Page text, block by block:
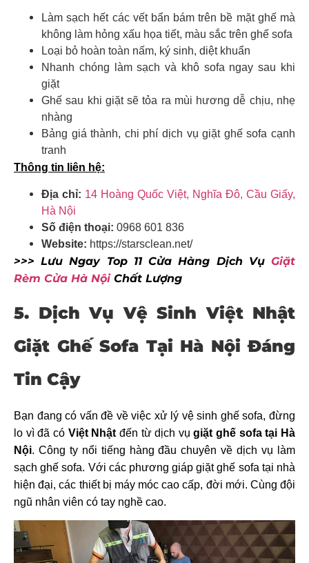
Làm sạch hết các vết bẩn bám trên bề mặt ghế mà
không làm hỏng xấu họa tiết, màu sắc trên ghế sofa
Loại bỏ hoàn toàn nấm, ký sinh, diệt khuẩn
Nhanh chóng làm sạch và khô sofa ngay sau khi
giặt
Ghế sau khi giặt sẽ tỏa ra mùi hương dễ chịu, nhẹ
nhàng
Bảng giá thành, chi phí dịch vụ giặt ghế sofa cạnh
tranh
Thông tin liên hệ:
Địa chỉ: 14 Hoàng Quốc Việt, Nghĩa Đô, Cầu Giấy,
Hà Nội
Số điện thoại: 0968 601 836
Website: https://starsclean.net/
>>> Lưu Ngay Top 11 Cửa Hàng Dịch Vụ Giặt
Rèm Cửa Hà NộiChất Lượng
5. Dịch Vụ Vệ Sinh Việt Nhật
Giặt Ghế Sofa Tại Hà Nội Đáng
Tin Cậy
Bạn đang có vấn đề về việc xử lý vệ sinh ghế sofa, đừng
lo vì đã có Việt Nhật đến từ dịch vụgiặt ghế sofa tại Hà
Nội. Công ty nổi tiếng hàng đầu chuyên về dịch vụ làm
sạch ghế sofa. Với các phương giáp giặt ghế sofa tại nhà
hiện đại, các thiết bị máy móc cao cấp, đời mới. Cùng đội
ngũ nhân viên có tay nghề cao.